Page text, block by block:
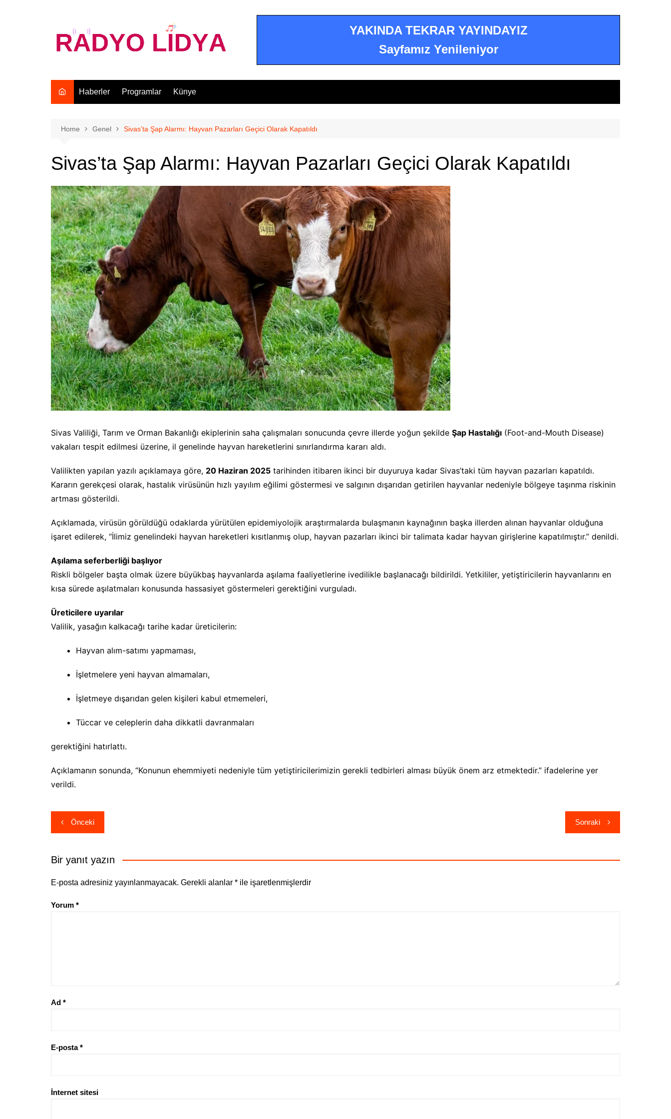
YAKINDA TEKRAR YAYINDAYIZ
Sayfamız Yenileniyor
Haberler Programlar Künye
Home Genel Sivas’ta Şap Alarmı: Hayvan Pazarları Geçici Olarak Kapatıldı
Sivas’ta Şap Alarmı: Hayvan Pazarları Geçici Olarak Kapatıldı
Sivas Valiliği, Tarım ve Orman Bakanlığı ekiplerinin saha çalışmaları sonucunda çevre illerde yoğun şekilde Şap Hastalığı (Foot-and-Mouth Disease)
vakaları tespit edilmesi üzerine, il genelinde hayvan hareketlerini sınırlandırma kararı aldı.
Valilikten yapılan yazılı açıklamaya göre, 20 Haziran 2025 tarihinden itibaren ikinci bir duyuruya kadar Sivas’taki tüm hayvan pazarları kapatıldı.
Kararın gerekçesi olarak, hastalık virüsünün hızlı yayılım eğilimi göstermesi ve salgının dışarıdan getirilen hayvanlar nedeniyle bölgeye taşınma riskinin
artması gösterildi.
Açıklamada, virüsün görüldüğü odaklarda yürütülen epidemiyolojik araştırmalarda bulaşmanın kaynağının başka illerden alınan hayvanlar olduğuna
işaret edilerek, “İlimiz genelindeki hayvan hareketleri kısıtlanmış olup, hayvan pazarları ikinci bir talimata kadar hayvan girişlerine kapatılmıştır.” denildi.
Aşılama seferberliği başlıyor
Riskli bölgeler başta olmak üzere büyükbaş hayvanlarda aşılama faaliyetlerine ivedilikle başlanacağı bildirildi. Yetkililer, yetiştiricilerin hayvanlarını en
kısa sürede aşılatmaları konusunda hassasiyet göstermeleri gerektiğini vurguladı.
Üreticilere uyarılar
Valilik, yasağın kalkacağı tarihe kadar üreticilerin:
Hayvan alım-satımı yapmaması,
İşletmelere yeni hayvan almamaları,
İşletmeye dışarıdan gelen kişileri kabul etmemeleri,
Tüccar ve celeplerin daha dikkatli davranmaları
gerektiğini hatırlattı.
Açıklamanın sonunda, “Konunun ehemmiyeti nedeniyle tüm yetiştiricilerimizin gerekli tedbirleri alması büyük önem arz etmektedir.” ifadelerine yer
verildi.
Yazı
gezinmesi
Önceki Sonraki
Bir yanıt yazın
E-posta adresiniz yayınlanmayacak. Gerekli alanlar * ile işaretlenmişlerdir
Yorum *
Ad *
E-posta*
İnternet sitesi